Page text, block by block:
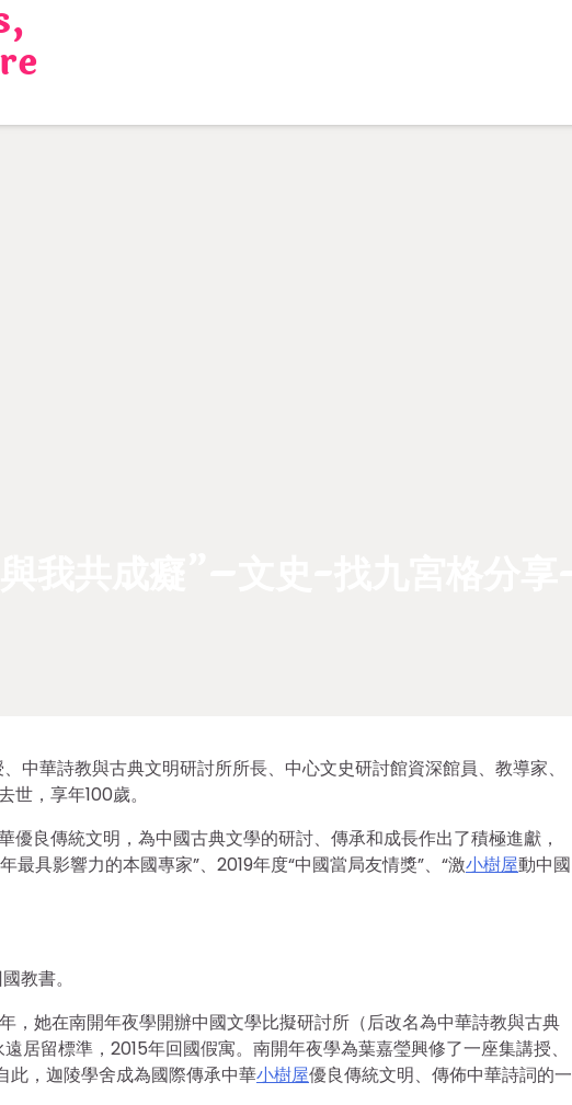
中華詩教與古典文明研討所所長、中心文史研討館資深館員、教導家、
，享年100歲。
良傳統文明，為中國古典文學的研討、傳承和成長作出了積極進獻，
最具影響力的本國專家”、2019年度“中國當局友情獎”、“激小樹屋動中國
教書。
，她在南開年夜學開辦中國文學比擬研討所（后改名為中華詩教與古典
居留標準，2015年回國假寓。南開年夜學為葉嘉瑩興修了一座集講授、
此，迦陵學舍成為國際傳承中華小樹屋優良傳統文明、傳佈中華詩詞的一